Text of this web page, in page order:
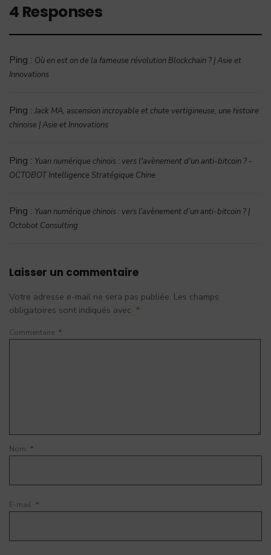
4 Responses
Ping : Où en est on de la fameuse révolution Blockchain ? | Asie et
Innovations
Ping :Jack MA, ascension incroyable et chute vertigineuse, une histoire
chinoise | Asie et Innovations
Ping : Yuan numérique chinois : vers l'avènement d'un anti-bitcoin ? -
OCTOBOT Intelligence Stratégique Chine
Ping : Yuan numérique chinois : vers l’avènement d’un anti-bitcoin ? |
Octobot Consulting
Laisser un commentaire
Votre adresse e-mail ne sera pas publiée. Les champs
obligatoires sont indiqués avec *
Commentaire *
Nom *
E-mail *